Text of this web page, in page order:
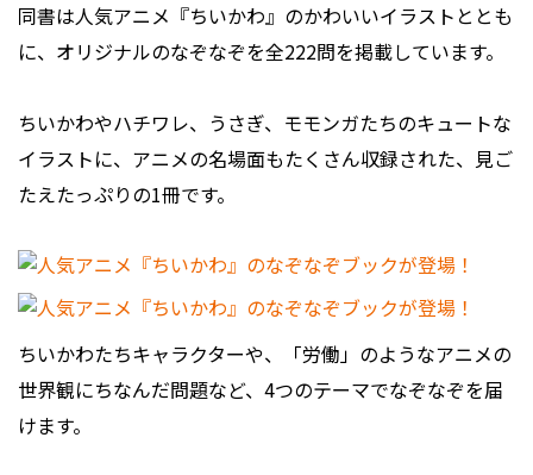
同書は人気アニメ『ちいかわ』のかわいいイラストととも
に、オリジナルのなぞなぞを全222問を掲載しています。
ちいかわやハチワレ、うさぎ、モモンガたちのキュートな
イラストに、アニメの名場面もたくさん収録された、見ご
たえたっぷりの1冊です。
ちいかわたちキャラクターや、「労働」のようなアニメの
世界観にちなんだ問題など、4つのテーマでなぞなぞを届
けます。